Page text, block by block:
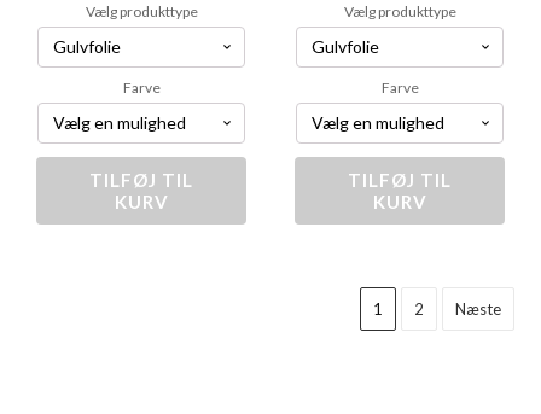
Vælg produkttype
Farve
Tallene
1-
100
TILFØJ TIL
KURV
Vælg produkttype
Farve
Tallene
1-
50
TILFØJ TIL
KURV
1 2 Næste